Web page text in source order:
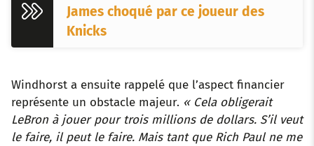
James choqué par ce joueur des
Knicks
Windhorst a ensuite rappelé que l’aspect financier
représente un obstacle majeur. « Cela obligerait
LeBron à jouer pour trois millions de dollars. S’il veut
le faire, il peut le faire. Mais tant que Rich Paul ne me